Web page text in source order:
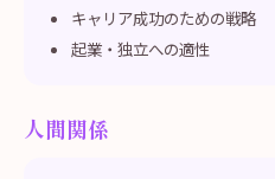
キャリア成功のための戦略
起業・独立への適性
人間関係